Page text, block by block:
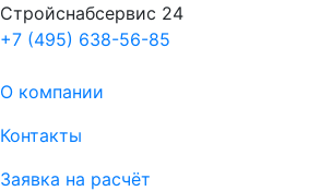
Стройснабсервис 24
+7 (495) 638-56-85
О компании
Контакты
Заявка на расчёт